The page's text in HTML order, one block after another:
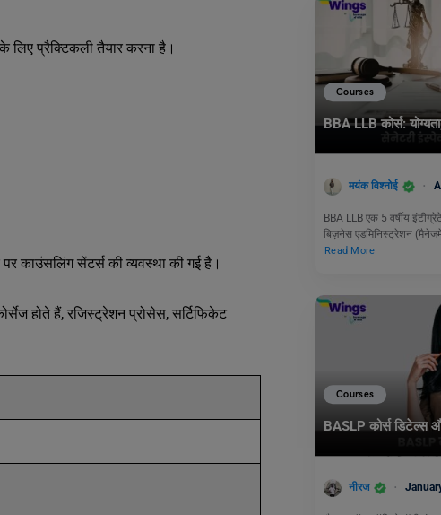
लिए प्रैक्टिकली तैयार करना है।
काउंसलिंग सेंटर्स की व्यवस्था की गई है।
होते हैं, रजिस्ट्रेशन प्रोसेस, सर्टिफिकेट
Courses
BBA LLB कोर्स:
मयंक विश्नोई
BBA LLB एक 5 वर्षीय
बिज़नेस एडमिनिस्ट्रेशन
Read More
Courses
BASLP कोर्स डिटेल्स
नीरज